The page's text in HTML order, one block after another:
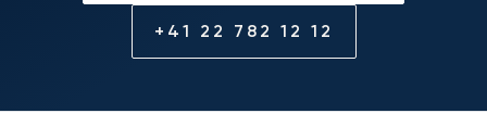
+41 22 782 12 12